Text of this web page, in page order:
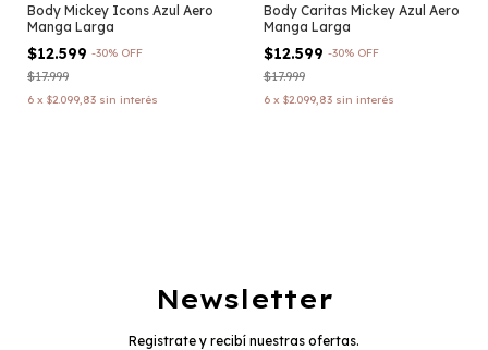
Body Mickey Icons Azul Aero
Manga Larga
$12.599 -30% OFF
$17.999
6 x $2.099,83 sin interés
Body Caritas Mickey Azul Aero
Manga Larga
$12.599 -30% OFF
$17.999
6 x $2.099,83 sin interés
Newsletter
Registrate y recibí nuestras ofertas.